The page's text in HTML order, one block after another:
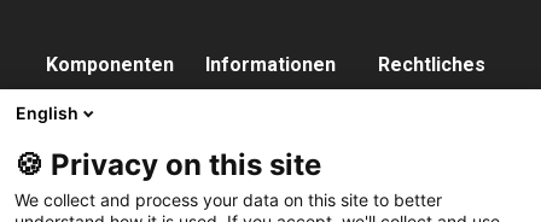
Komponenten
Steuerung
Informationen
Partner
Rechtliches
English
🍪 Privacy on this site
We collect and process your data on this site to better